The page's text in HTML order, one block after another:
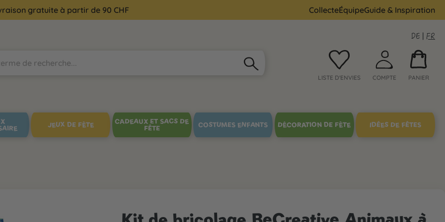
gratuite à partir de 90 CHF CollecteÉquipeGuide & Inspiration
DE | FR
LISTE D'ENVIES COMPTE PANIER
JEUX DE FÊTE
CADEAUX ET SACS DE
FÊTE
COSTUMES ENFANTS DÉCORATION DE FÊTE IDÉES DE FÊTES